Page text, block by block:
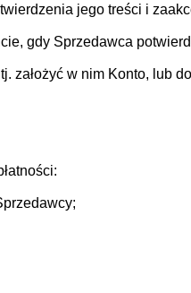
jego treści i
gdy Sprzedawca
założyć w nim Konto, lub